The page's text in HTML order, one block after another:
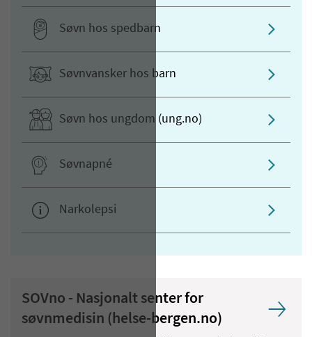
Søvn hos spedbarn
Søvnvansker hos barn
Søvn hos ungdom (ung.no)
Søvnapné
Narkolepsi
SOVno - Nasjonalt senter for
søvnmedisin (helse-bergen.no)